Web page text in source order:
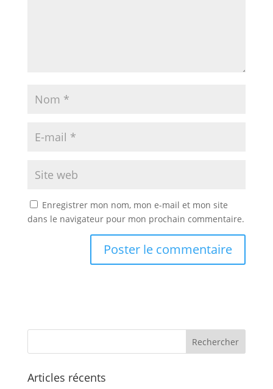
Enregistrer mon nom, mon e-mail et mon site
dans le navigateur pour mon prochain commentaire.
Articles récents